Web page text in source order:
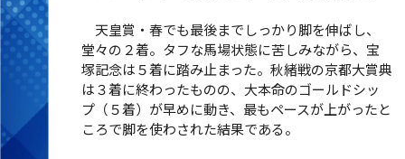
天皇賞・春でも最後までしっかり脚を伸ばし、
堂々の２着。タフな馬場状態に苦しみながら、宝
塚記念は５着に踏み止まった。秋緒戦の京都大賞典
は３着に終わったものの、大本命のゴールドシッ
プ（５着）が早めに動き、最もペースが上がったと
ころで脚を使わされた結果である。